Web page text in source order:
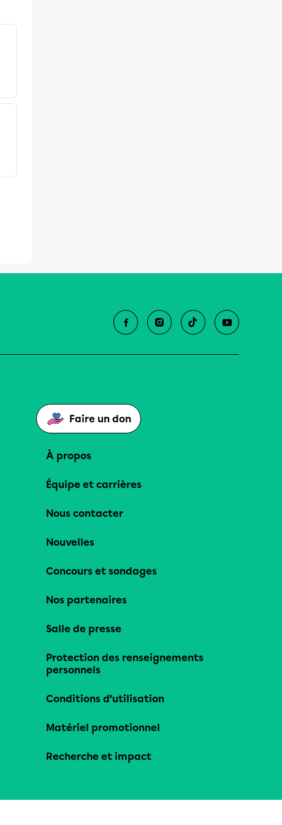
Faire un don
À propos
Équipe et carrières
Nous contacter
Nouvelles
Concours et sondages
Nos partenaires
Salle de presse
Protection des renseignements
personnels
Conditions d’utilisation
Matériel promotionnel
Recherche et impact